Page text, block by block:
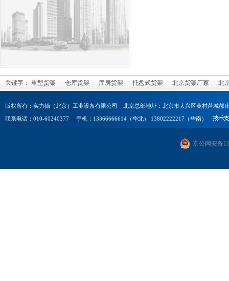
关键字： 重型货架 仓库货架 库房货架 托盘式货架 北京货架厂家 北
版权所有：实力德（北京）工业设备有限公司 北京总部地址：北京市大兴区黄村芦城郝
联系电话：010-60240377 手机：13366666614（华北） 13802222217（华南）
京公网安备